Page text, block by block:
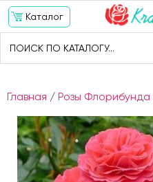
Каталог
Главная / Розы Флорибунда